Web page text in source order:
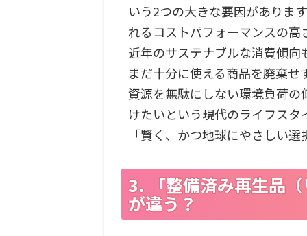
いう2つの大きな要因がありま
れるコストパフォーマンスの
近年のサステナブルな消費傾向
まだ十分に使える商品を廃棄
資源を無駄にしない環境負荷
けたいという現代のライフス
「賢く、かつ地球にやさしい
3. 「整備済み再生品
が違う？